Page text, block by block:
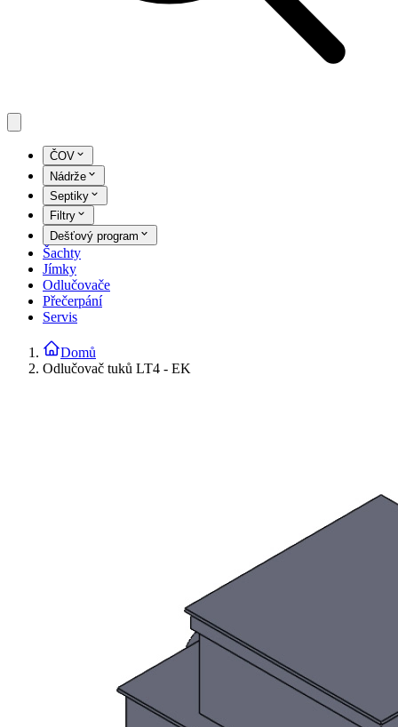
ČOV
Nádrže
Septiky
Filtry
Dešťový program
Šachty
Jímky
Odlučovače
Přečerpání
Servis
Domů
Odlučovač tuků LT4 - EK